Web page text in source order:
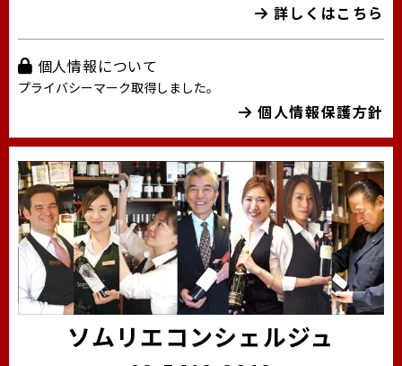
詳しくはこちら
個人情報について
プライバシーマーク取得しました。
個人情報保護方針
ソムリエコンシェルジュ